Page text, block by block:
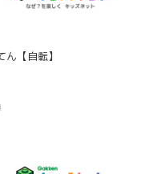
ん【自転】